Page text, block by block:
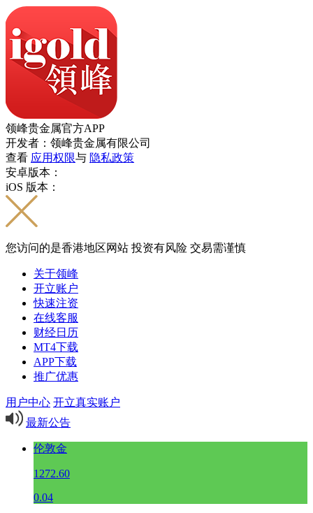
领峰贵金属官方APP
开发者：领峰贵金属有限公司
查看 应用权限与 隐私政策
安卓版本：
iOS 版本：
您访问的是香港地区网站 投资有风险 交易需谨慎
关于领峰
开立账户
快速注资
在线客服
财经日历
MT4下载
APP下载
推广优惠
用户中心 开立真实账户
最新公告
伦敦金
1272.60
0.04